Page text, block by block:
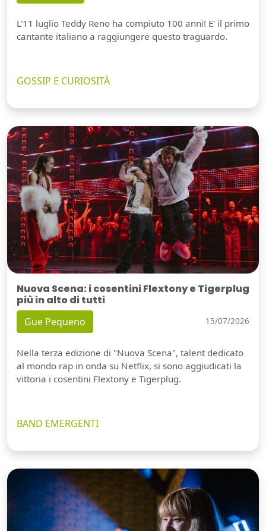
L'11 luglio Teddy Reno ha compiuto 100 anni! E' il primo
cantante italiano a raggiungere questo traguardo.
GOSSIP E CURIOSITÀ
Nuova Scena: i cosentini Flextony e Tigerplug
più in alto di tutti
Gue Pequeno 15/07/2026
Nella terza edizione di "Nuova Scena", talent dedicato
al mondo rap in onda su Netflix, si sono aggiudicati la
vittoria i cosentini Flextony e Tigerplug.
BAND EMERGENTI